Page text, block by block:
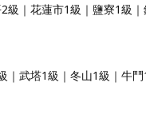
級｜花蓮市1級｜鹽寮1級｜
｜武塔1級｜冬山1級｜牛鬥